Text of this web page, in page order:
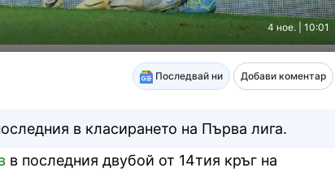
4 ное. | 10:01
Последвай ни Добави коментар
в класирането на Първа лига.
в последния двубой от 14тия кръг на